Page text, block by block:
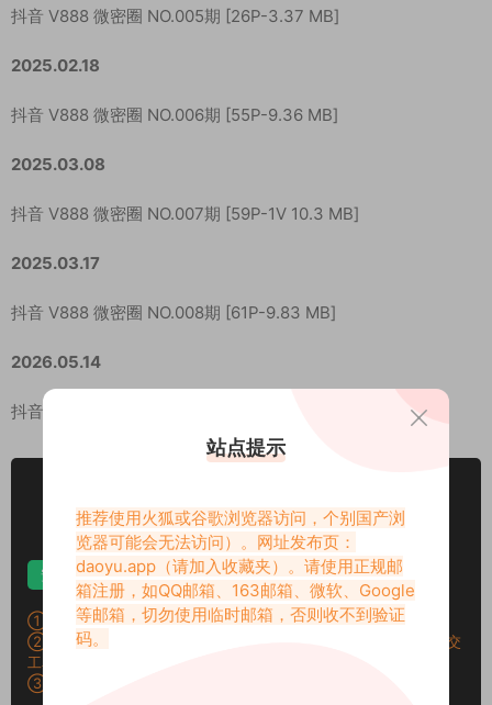
抖音 V888 微密圈 NO.005期 [26P-3.37 MB]
2025.02.18
抖音 V888 微密圈 NO.006期 [55P-9.36 MB]
2025.03.08
抖音 V888 微密圈 NO.007期 [59P-1V 10.3 MB]
2025.03.17
抖音 V888 微密圈 NO.008期 [61P-9.83 MB]
2026.05.14
抖音 R9999 – 微密圈 NO.009期 嘉宾专属系列[10V 1.59GB]
仅限VIP下载
升级VIP
安卓解压 苹果解压 电脑解压
①：所有素材切勿外传，仅供欣赏，喜欢请支持原作者！
②：所有素材密码均已测试，遇见问题站内有教程学习，不会再提交
工单。
③：所有素材均无露点、纯绿色版本，若有需求请另寻，谢谢！
站点提示
推荐使用火狐或谷歌浏览器访问，个别国产浏
览器可能会无法访问）。网址发布页：
daoyu.app （请加入收藏夹）。请使用正规邮
箱注册，如QQ邮箱、163邮箱、微软、Google
等邮箱，切勿使用临时邮箱，否则收不到验证
码。